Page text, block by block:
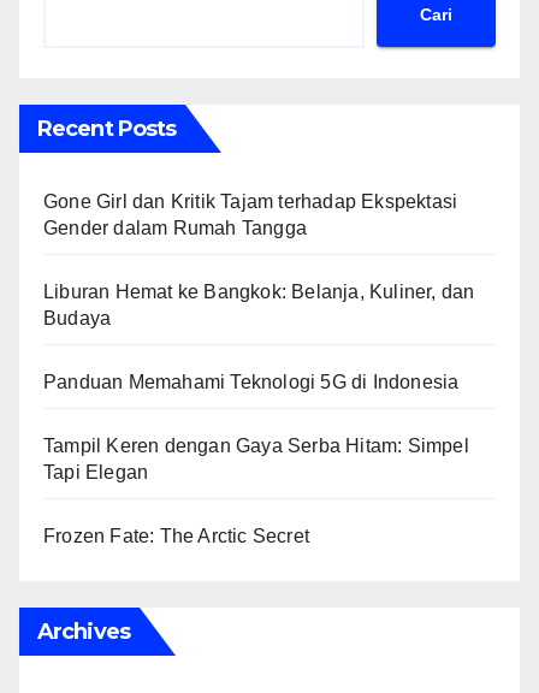
Cari
Recent Posts
Gone Girl dan Kritik Tajam terhadap Ekspektasi
Gender dalam Rumah Tangga
Liburan Hemat ke Bangkok: Belanja, Kuliner, dan
Budaya
Panduan Memahami Teknologi 5G di Indonesia
Tampil Keren dengan Gaya Serba Hitam: Simpel
Tapi Elegan
Frozen Fate: The Arctic Secret
Archives